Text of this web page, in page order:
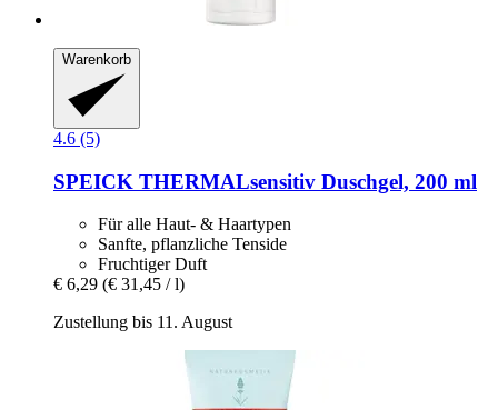
Warenkorb
4.6 (5)
SPEICK THERMALsensitiv Duschgel, 200 ml
Für alle Haut- & Haartypen
Sanfte, pflanzliche Tenside
Fruchtiger Duft
€ 6,29 (€ 31,45 / l)
Zustellung bis 11. August